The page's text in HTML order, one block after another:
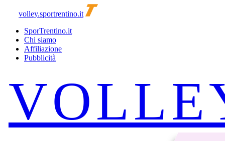
volley.sportrentino.it
SporTrentino.it
Chi siamo
Affiliazione
Pubblicità